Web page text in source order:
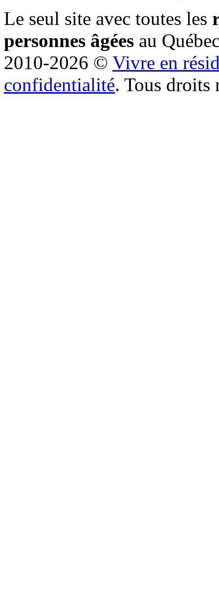
Le seul site avec toutes les
personnes âgées au
2010-2026 © Vivre en
confidentialité. Tous droits